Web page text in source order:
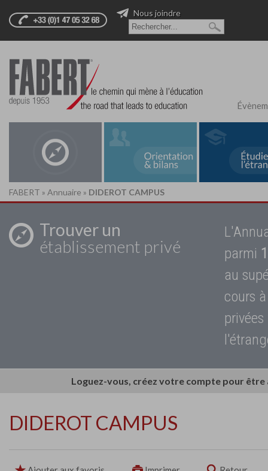
Nous joindre
FABERT » Annuaire » DIDEROT CAMPUS
Trouver un
établissement privé
parmi
au
cours
Loguez-vous, créez votre compte pour
DIDEROT CAMPUS